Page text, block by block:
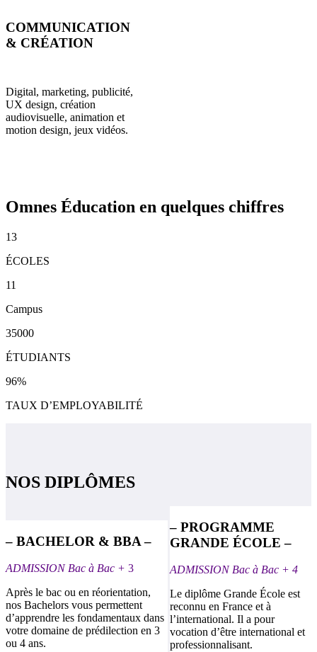
COMMUNICATION
& CRÉATION
Digital, marketing, publicité,
UX design, création
audiovisuelle, animation et
motion design, jeux vidéos.
Omnes Éducation en quelques chiffres
13
ÉCOLES
11
Campus
35000
ÉTUDIANTS
96%
TAUX D’EMPLOYABILITÉ
NOS DIPLÔMES
– BACHELOR & BBA –
ADMISSION Bac à Bac + 3
Après le bac ou en réorientation,
nos Bachelors vous permettent
d’apprendre les fondamentaux dans
votre domaine de prédilection en 3
ou 4 ans.
– PROGRAMME
GRANDE ÉCOLE –
ADMISSION Bac à Bac + 4
Le diplôme Grande École est
reconnu en France et à
l’international. Il a pour
vocation d’être international et
professionnalisant.